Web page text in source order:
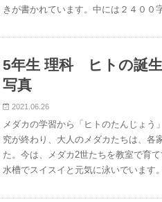
きが書かれています。中には２４００
5年生 理科 ヒトの誕
写真
2021.06.26
メダカの学習から「ヒトのたんじょ
究が終わり、大人のメダカたちは、各
た。今は、メダカ2世たちを教室で育
水槽でスイスイと元気に泳いでいます